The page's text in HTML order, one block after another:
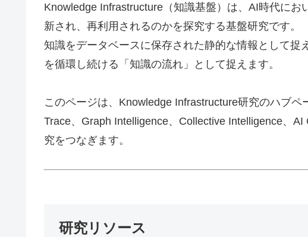
Knowledge Infrastructure（知識基盤）は、AI時代に
新され、再利用されるのかを探究する基盤研究です。
知識をデータベースに保存された静的な情報として捉
を循環し続ける「知識の流れ」として捉えます。
このページは、Knowledge Infrastructure研究のハブ
Trace、Graph Intelligence、Collective Intelligence、
究をつなぎます。
研究リソース